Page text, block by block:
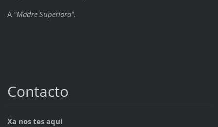
A "Madre Superiora".
Contacto
Xa nos tes aqui